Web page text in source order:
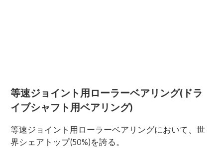
等速ジョイント用ローラーベアリング(ドラ
イブシャフト用ベアリング)
等速ジョイント用ローラーベアリングにおいて、世
界シェアトップ(50%)を誇る。